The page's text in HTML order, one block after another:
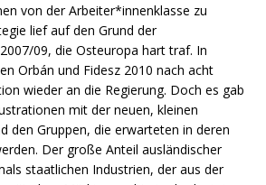
von der Arbeiter*innenklasse zu
lief auf den Grund der
09, die Osteuropa hart traf. In
Orbán und Fidesz 2010 nach acht
wieder an die Regierung. Doch es gab
mit der neuen, kleinen
den Gruppen, die erwarteten in deren
Der große Anteil ausländischer
staatlichen Industrien, der aus der